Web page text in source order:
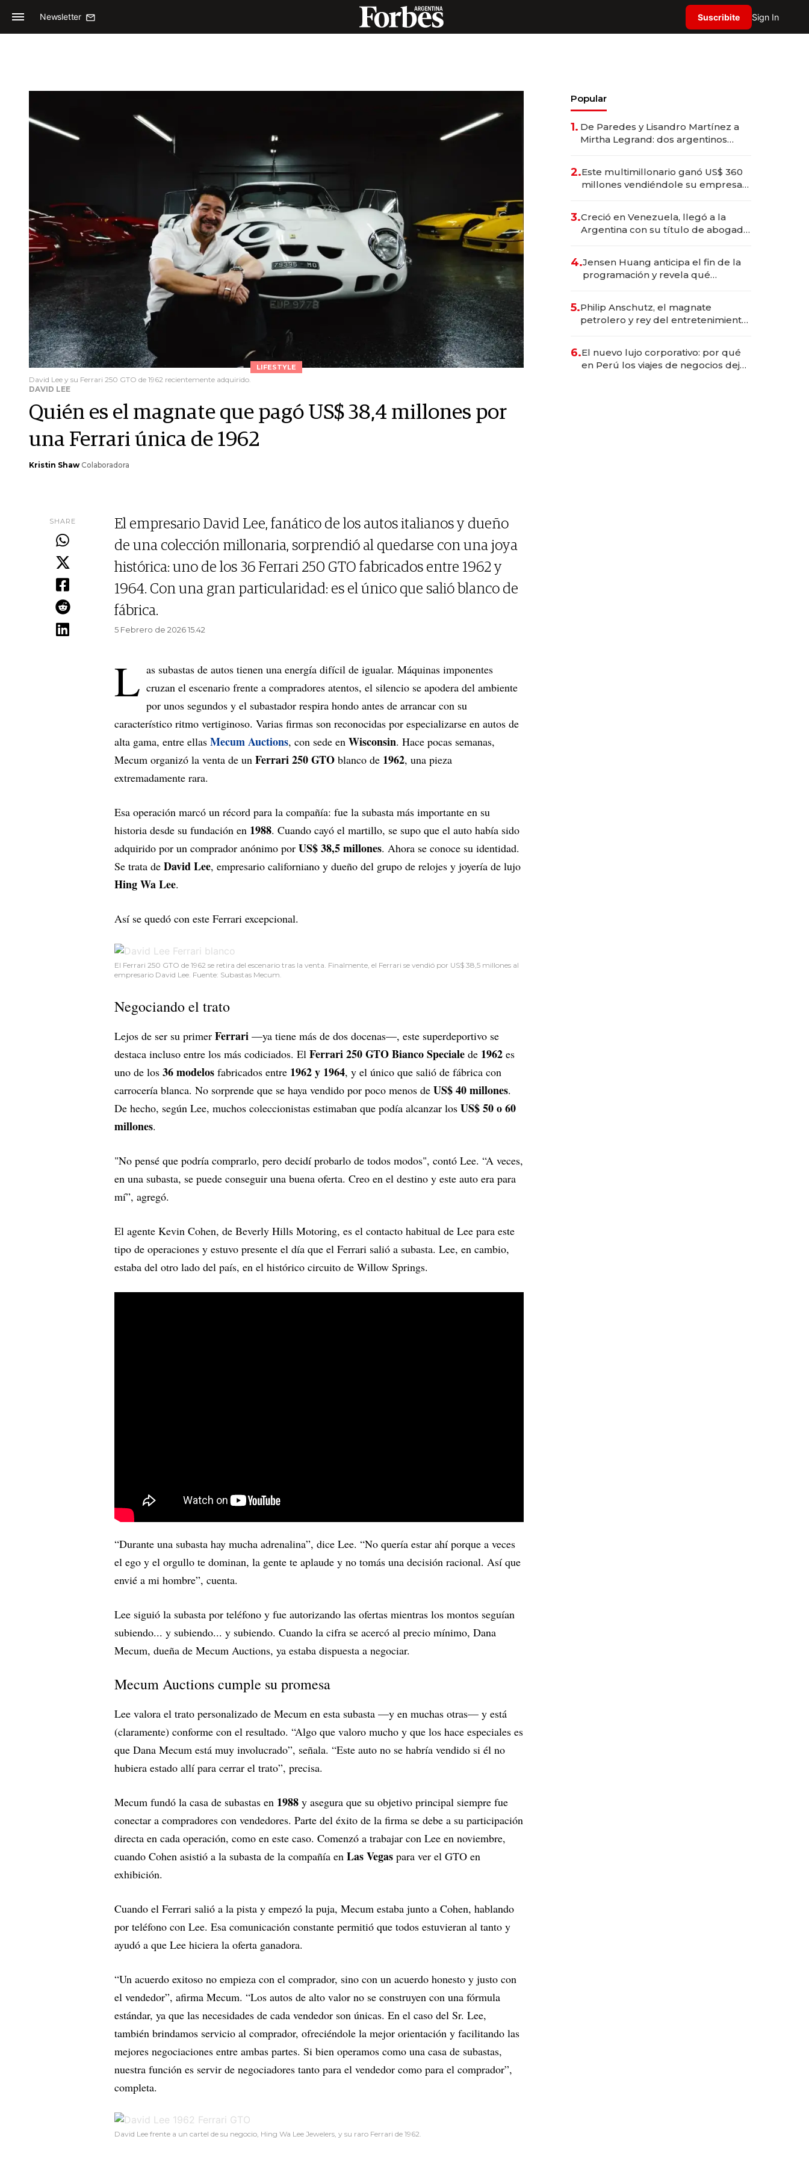
Newsletter Suscribite Sign In
LIFESTYLE
David Lee y su Ferrari 250 GTO de 1962 recientemente adquirido.
DAVID LEE
Quién es el magnate que pagó US$ 38,4 millones por
una Ferrari única de 1962
Kristin Shaw Colaboradora
SHARE
El empresario David Lee, fanático de los autos italianos y dueño
de una colección millonaria, sorprendió al quedarse con una joya
histórica: uno de los 36 Ferrari 250 GTO fabricados entre 1962 y
1964. Con una gran particularidad: es el único que salió blanco de
fábrica.
5 Febrero de 2026 15.42
L as subastas de autos tienen una energía difícil de igualar. Máquinas imponentes
cruzan el escenario frente a compradores atentos, el silencio se apodera del ambiente
por unos segundos y el subastador respira hondo antes de arrancar con su
característico ritmo vertiginoso. Varias firmas son reconocidas por especializarse en autos de
alta gama, entre ellas Mecum Auctions, con sede en Wisconsin. Hace pocas semanas,
Mecum organizó la venta de un Ferrari 250 GTO blanco de 1962, una pieza
extremadamente rara.
Esa operación marcó un récord para la compañía: fue la subasta más importante en su
historia desde su fundación en 1988. Cuando cayó el martillo, se supo que el auto había sido
adquirido por un comprador anónimo por US$ 38,5 millones. Ahora se conoce su identidad.
Se trata de David Lee, empresario californiano y dueño del grupo de relojes y joyería de lujo
Hing Wa Lee.
Así se quedó con este Ferrari excepcional.
El Ferrari 250 GTO de 1962 se retira del escenario tras la venta. Finalmente, el Ferrari se vendió por US$ 38,5 millones al
empresario David Lee. Fuente: Subastas Mecum.
Negociando el trato
Lejos de ser su primer Ferrari —ya tiene más de dos docenas—, este superdeportivo se
destaca incluso entre los más codiciados. El Ferrari 250 GTO Bianco Speciale de 1962 es
uno de los 36modelos fabricados entre 1962 y 1964, y el único que salió de fábrica con
carrocería blanca. No sorprende que se haya vendido por poco menos de US$ 40 millones.
De hecho, según Lee, muchos coleccionistas estimaban que podía alcanzar los US$ 50 o 60
millones.
"No pensé que podría comprarlo, pero decidí probarlo de todos modos", contó Lee. “A veces,
en una subasta, se puede conseguir una buena oferta. Creo en el destino y este auto era para
mí”, agregó.
El agente Kevin Cohen, de Beverly Hills Motoring, es el contacto habitual de Lee para este
tipo de operaciones y estuvo presente el día que el Ferrari salió a subasta. Lee, en cambio,
estaba del otro lado del país, en el histórico circuito de Willow Springs.
“Durante una subasta hay mucha adrenalina”, dice Lee. “No quería estar ahí porque a veces
el ego y el orgullo te dominan, la gente te aplaude y no tomás una decisión racional. Así que
envié a mi hombre”, cuenta.
Lee siguió la subasta por teléfono y fue autorizando las ofertas mientras los montos seguían
subiendo... y subiendo... y subiendo. Cuando la cifra se acercó al precio mínimo, Dana
Mecum, dueña de Mecum Auctions, ya estaba dispuesta a negociar.
Mecum Auctions cumple su promesa
Lee valora el trato personalizado de Mecum en esta subasta —y en muchas otras— y está
(claramente) conforme con el resultado. “Algo que valoro mucho y que los hace especiales es
que Dana Mecum está muy involucrado”, señala. “Este auto no se habría vendido si él no
hubiera estado allí para cerrar el trato”, precisa.
Mecum fundó la casa de subastas en 1988 y asegura que su objetivo principal siempre fue
conectar a compradores con vendedores. Parte del éxito de la firma se debe a su participación
directa en cada operación, como en este caso. Comenzó a trabajar con Lee en noviembre,
cuando Cohen asistió a la subasta de la compañía en Las Vegas para ver el GTO en
exhibición.
Cuando el Ferrari salió a la pista y empezó la puja, Mecum estaba junto a Cohen, hablando
por teléfono con Lee. Esa comunicación constante permitió que todos estuvieran al tanto y
ayudó a que Lee hiciera la oferta ganadora.
“Un acuerdo exitoso no empieza con el comprador, sino con un acuerdo honesto y justo con
el vendedor”, afirma Mecum. “Los autos de alto valor no se construyen con una fórmula
estándar, ya que las necesidades de cada vendedor son únicas. En el caso del Sr. Lee,
también brindamos servicio al comprador, ofreciéndole la mejor orientación y facilitando las
mejores negociaciones entre ambas partes. Si bien operamos como una casa de subastas,
nuestra función es servir de negociadores tanto para el vendedor como para el comprador”,
completa.
David Lee frente a un cartel de su negocio, Hing Wa Lee Jewelers, y su raro Ferrari de 1962.
Popular
1. De Paredes y Lisandro Martínez a
Mirtha Legrand: dos argentinos
deportivo y el cuidado corporal
2.Este multimillonario ganó US$ 360
millones vendiéndole su empresa
3.Creció en Venezuela, llegó a la
Argentina con su título de abogado
marcas "fast premium"
4.Jensen Huang anticipa el fin de la
programación y revela qué
5.Philip Anschutz, el magnate
petrolero y rey del entretenimiento
6.El nuevo lujo corporativo: por qué
en Perú los viajes de negocios dejan